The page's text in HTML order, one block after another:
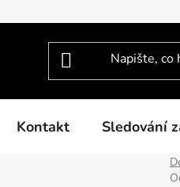
Kontakt Sledování